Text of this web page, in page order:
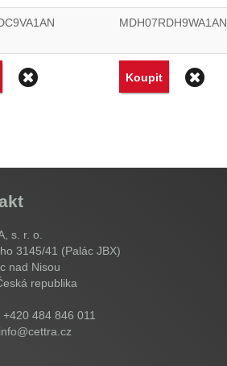
MDH07RDH9WA1AN
OdstranitKoupit
s. r. o.
3145/41 (Palác JBX)
nad Nisou
republika
+420 484 846 011